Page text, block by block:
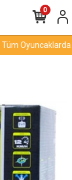
Tüm Oyuncaklarda
0